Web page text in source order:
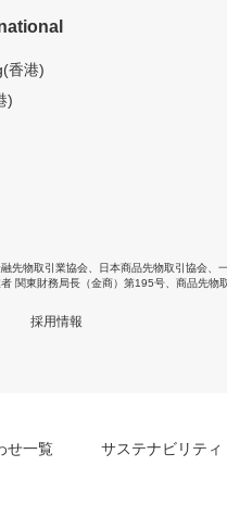
香港)
)
先物取引業協会 日本商品先物取引協会
関東財務局長（金商）第195号、商品先物
採用情報
せ一覧 サステナビリティ